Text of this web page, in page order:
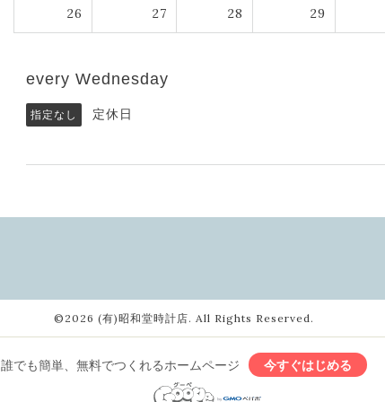
26 27 28 29
every Wednesday
指定なし 定休日
©2026 (有)昭和堂時計店. All Rights Reserved.
誰でも簡単、無料でつくれるホームページ 今すぐはじめる